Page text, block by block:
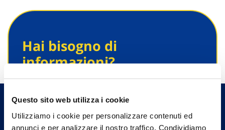
Questo sito web utilizza i cookie
Utilizziamo i cookie per personalizzare contenuti ed
annunci e per analizzare il nostro traffico. Condividiamo
Hai bisogno di
informazioni?
Trova l'Agenzia più vicina a te e parla con
Contattaci